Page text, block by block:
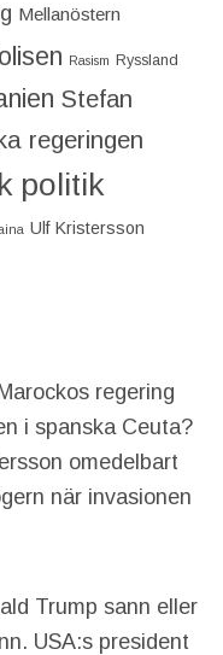
Mellanöstern
Rasism Ryssland
Stefan
regeringen
politik
Ulf Kristersson
regering
i spanska Ceuta?
omedelbart
när invasionen
Trump sann eller
USA:s president